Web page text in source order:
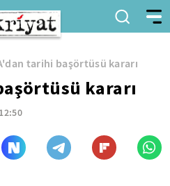
tarihi başörtüsü kararı
kararı